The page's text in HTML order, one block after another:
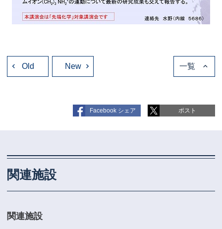
投
Old New 一覧
Facebook シェア ポスト
関連施設
関連施設